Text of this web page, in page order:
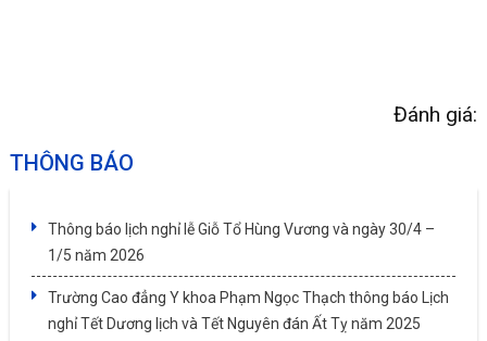
Đánh giá:
THÔNG BÁO
Thông báo lịch nghỉ lễ Giỗ Tổ Hùng Vương và ngày 30/4 –
1/5 năm 2026
Trường Cao đẳng Y khoa Phạm Ngọc Thạch thông báo Lịch
nghỉ Tết Dương lịch và Tết Nguyên đán Ất Tỵ năm 2025